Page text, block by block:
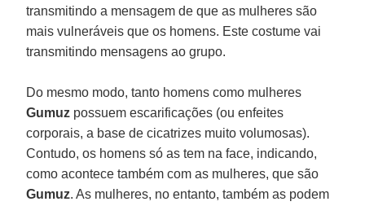
transmitindo a mensagem de que as mulheres são
mais vulneráveis que os homens. Este costume vai
transmitindo mensagens ao grupo.
Do mesmo modo, tanto homens como mulheres
Gumuz possuem escarificações (ou enfeites
corporais, a base de cicatrizes muito volumosas).
Contudo, os homens só as tem na face, indicando,
como acontece também com as mulheres, que são
Gumuz. As mulheres, no entanto, também as podem